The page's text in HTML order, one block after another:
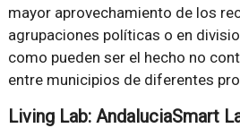
mayor aprovechamiento de los
agrupaciones políticas o en
como pueden ser el hecho no
entre municipios de diferentes
Living Lab: AndaluciaSmart